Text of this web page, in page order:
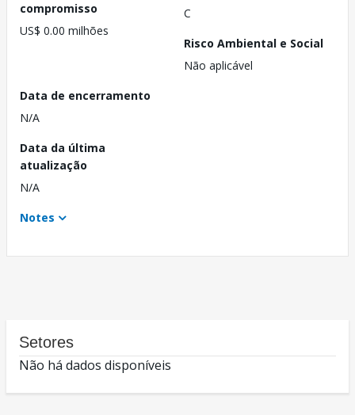
compromisso
US$ 0.00 milhões
C
Risco Ambiental e Social
Não aplicável
Data de encerramento
N/A
Data da última
atualização
N/A
Notes
Setores
Não há dados disponíveis